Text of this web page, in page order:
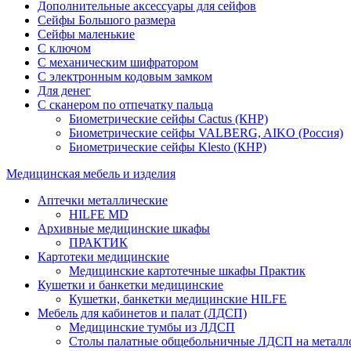
Дополнительные аксессуары для сейфов
Сейфы Большого размера
Сейфы маленькие
С ключом
С механическим шифратором
С электронным кодовым замком
Для денег
С сканером по отпечатку пальца
Биометрические сейфы Cactus (КНР)
Биометрические сейфы VALBERG, AIKO (Россия)
Биометрические сейфы Klesto (КНР)
Медицинская мебель и изделия
Аптечки металлические
HILFE MD
Архивные медицинские шкафы
ПРАКТИК
Картотеки медицинские
Медицинские картотечные шкафы Практик
Кушетки и банкетки медицинские
Кушетки, банкетки медицинские HILFE
Мебель для кабинетов и палат (ЛДСП)
Медицинские тумбы из ЛДСП
Столы палатные общебольничные ЛДСП на